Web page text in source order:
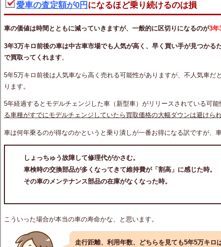
愛車の査定額が0円 になるほど乗り続けるのは損
車の価値は時間とともに減っていきますが、一般的に区切りになるのが3年
3年3万キロ前後の車は中古車市場でも人気が高く、早く買い手が見つかる
で買取ってくれます。
5年5万キロ前後は人気車なら高く売れる可能性がありますが、不人気車だ
ります。
5年経過するとモデルチェンジした車（新型車）がリリースされている可
る車種がすでにモデルチェンジしていたら買取価格の大幅ダウンは避けら
車は何年乗るのが得なのかというと乗り潰しが一番お得になる訳ですが、
しょっちゅう故障して修理代がかさむ。
車検時の交換部品が多くなってきて維持費が「割高」に感じた時。
その車のメンテナンス部品の在庫がなくなった時。
こういった場合が本当の車の寿命かな、と思います。
走行距離、利用年数、どちらを見ても5年5万キロ